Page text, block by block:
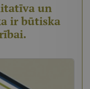
un
ir būtiska